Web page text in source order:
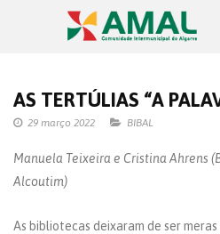
AS TERTÚLIAS “A
29 março 2022 BIBAL
Manuela Teixeira e Cristina Ahrens
Alcoutim)
As bibliotecas deixaram de ser